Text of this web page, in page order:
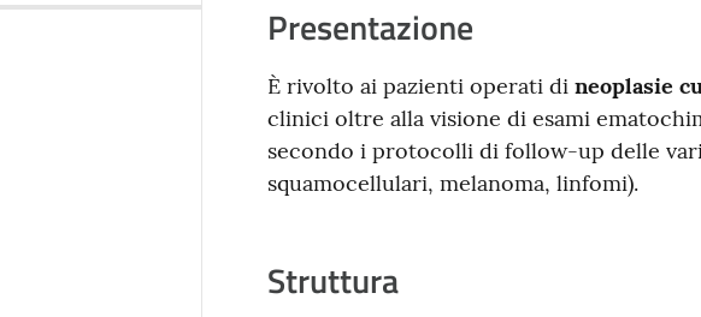
Presentazione
È rivolto ai pazienti operati di neoplasie
clinici oltre alla visione di esami
secondo i protocolli di follow-up delle
squamocellulari, melanoma, linfomi).
Struttura